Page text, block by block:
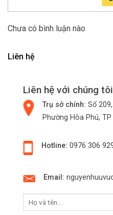
Chưa có bình luận nào
Liên hệ
Liên hệ với chúng tôi
Trụ sở chính: Số
Phường Hòa Phú,
Hotline: 0976 306
Email: